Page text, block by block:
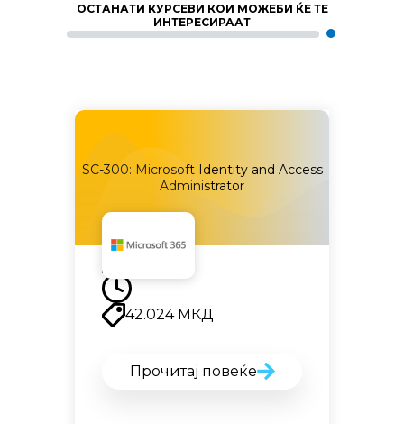
ОСТАНАТИ КУРСЕВИ КОИ МОЖЕБИ ЌЕ ТЕ
ИНТЕРЕСИРААТ
SC-300: Microsoft Identity and Access
Administrator
42.024МКД
Прочитај повеќе